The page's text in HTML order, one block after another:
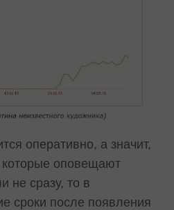
оперативно, а значит,
оповещают
не сразу, то в
сроки после появления